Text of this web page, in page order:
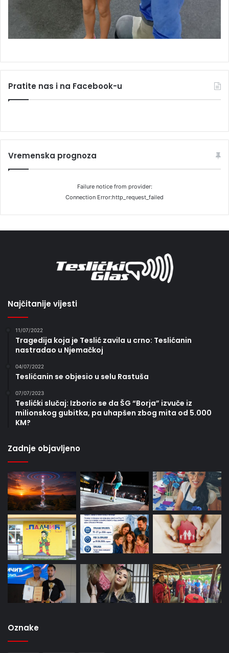
Pratite nas i na Facebook-u
Vremenska prognoza
Failure notice from provider:
Connection Error:http_request_failed
Najčitanije vijesti
11/07/2022
Tragedija koja je Teslić zavila u crno: Teslićanin
nastradao u Njemačkoj
04/07/2022
Teslićanin se objesio u selu Rastuša
07/07/2023
Teslićki slučaj: Izborio se da ŠG “Borja” izvuče iz
milionskog gubitka, pa uhapšen zbog mita od 5.000
KM?
Zadnje objavljeno
Oznake